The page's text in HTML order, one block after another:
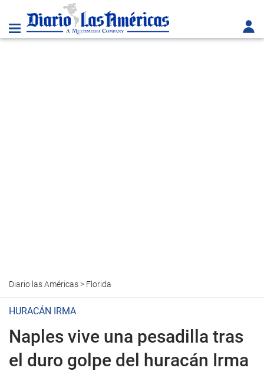
Diario las Américas> Florida
HURACÁN IRMA
Naples vive una pesadilla tras
el duro golpe del huracán Irma